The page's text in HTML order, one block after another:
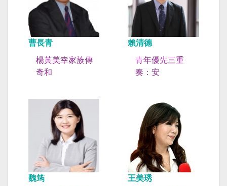
曹長青
楊黃美幸家族傳
奇和
賴清德
青年優先三重
奏：安
魏筠
王美琇